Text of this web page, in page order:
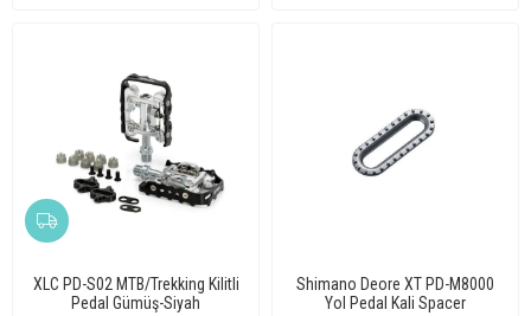
XLC PD-S02 MTB/Trekking Kilitli
Pedal Gümüş-Siyah
Shimano Deore XT PD-M8000
Yol Pedal Kali Spacer